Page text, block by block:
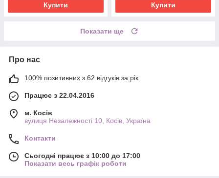
Купити Купити
Показати ще
Про нас
100% позитивних з 62 відгуків за рік
Працює з 22.04.2016
м. Косів
вулиця Незалежності 10, Косів, Україна
Контакти
Сьогодні працює з 10:00 до 17:00
Показати весь графік роботи